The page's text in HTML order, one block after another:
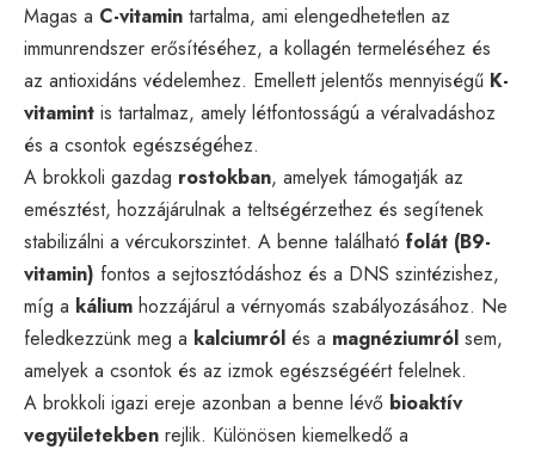
Magas a C-vitamin tartalma, ami elengedhetetlen az
immunrendszer erősítéséhez, a kollagén termeléséhez és
az antioxidáns védelemhez. Emellett jelentős mennyiségű K-
vitamint is tartalmaz, amely létfontosságú a véralvadáshoz
és a csontok egészségéhez.
A brokkoli gazdag rostokban, amelyek támogatják az
emésztést, hozzájárulnak a teltségérzethez és segítenek
stabilizálni a vércukorszintet. A benne található folát (B9-
vitamin) fontos a sejtosztódáshoz és a DNS szintézishez,
míg a kálium hozzájárul a vérnyomás szabályozásához. Ne
feledkezzünk meg a kalciumról és a magnéziumról sem,
amelyek a csontok és az izmok egészségéért felelnek.
A brokkoli igazi ereje azonban a benne lévő bioaktív
vegyületekben rejlik. Különösen kiemelkedő a